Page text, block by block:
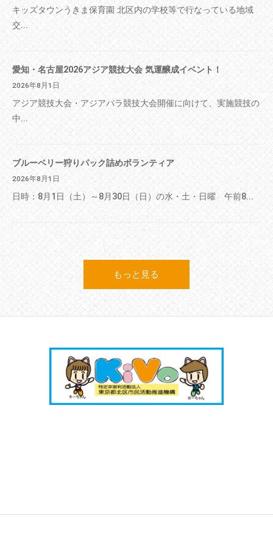
キッズタウンうきま保育園 北区内の学校等で行なっている地域
交...
愛知・名古屋2026アジア競技大会 気運醸成イベント！
2026年8月1日
アジア競技大会・アジアパラ競技大会開催に向けて、実施競技の
中...
ブルーベリー狩りパック詰めボランティア
2026年8月1日
日時：8月1日（土）～8月30日（日）の水・土・日曜 午前8...
もっと見る